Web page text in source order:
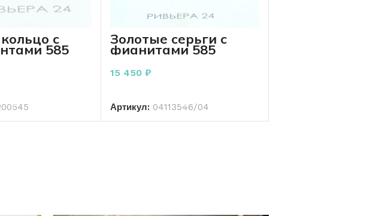
с
585
грамма
Золотые серьги с
фианитами 585
проба 2.06 грамм
15 450₽
Артикул: 04113546/04